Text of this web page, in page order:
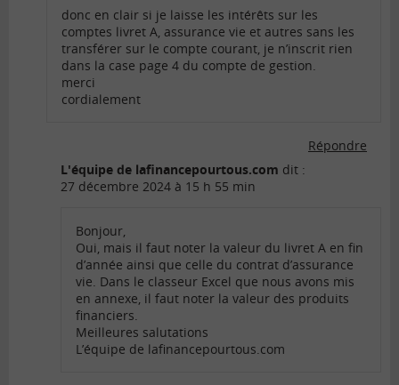
donc en clair si je laisse les intérêts sur les
comptes livret A, assurance vie et autres sans les
transférer sur le compte courant, je n’inscrit rien
dans la case page 4 du compte de gestion.
merci
cordialement
Répondre
L'équipe de lafinancepourtous.com dit :
27 décembre 2024 à 15 h 55 min
Bonjour,
Oui, mais il faut noter la valeur du livret A en fin
d’année ainsi que celle du contrat d’assurance
vie. Dans le classeur Excel que nous avons mis
en annexe, il faut noter la valeur des produits
financiers.
Meilleures salutations
L’équipe de lafinancepourtous.com